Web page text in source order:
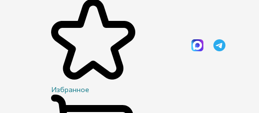
Избранное